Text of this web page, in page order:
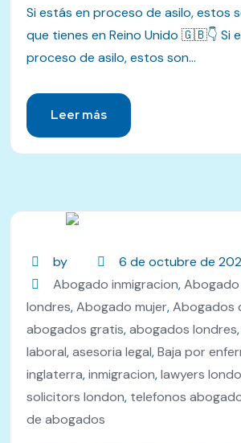
Si estás en proceso de asilo, estos
que tienes en Reino Unido 🇬🇧👇 Si
proceso de asilo, estos son...
Leer más
by
6 de octubre de
Abogado inmigracion,
londres,Abogado mujer,Abogados
abogados gratis,abogados londres,
laboral,asesoria legal,Baja por
inglaterra,inmigracion,lawyers
solicitors london, telefonos
de abogados